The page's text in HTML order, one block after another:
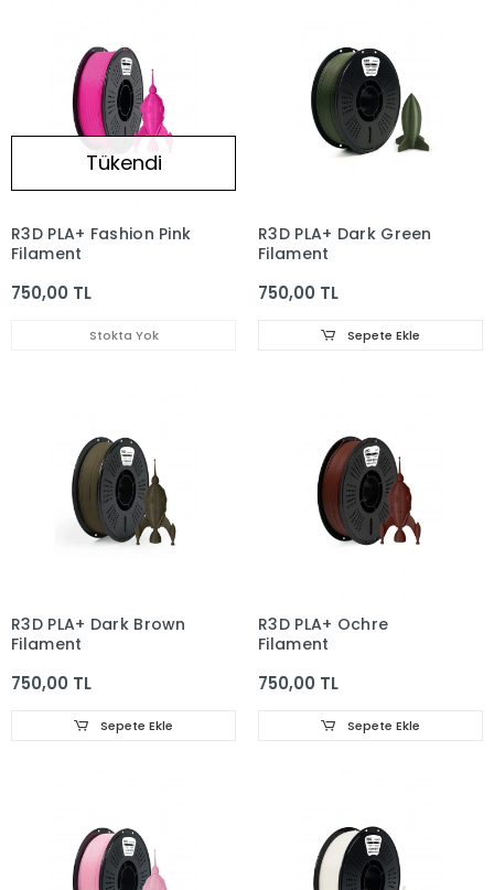
Tükendi
R3D PLA+ Fashion Pink
Filament
750,00 TL
Stokta Yok
R3D PLA+ Dark Green
Filament
750,00 TL
Sepete Ekle
R3D PLA+ Dark Brown
Filament
750,00 TL
Sepete Ekle
R3D PLA+ Ochre
Filament
750,00 TL
Sepete Ekle